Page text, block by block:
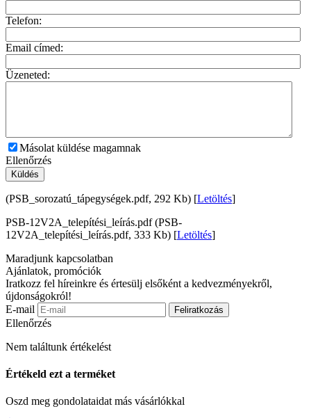
Telefon:
Email címed:
Üzeneted:
Másolat küldése magamnak
Ellenőrzés
Küldés
(PSB_sorozatú_tápegységek.pdf, 292 Kb) [Letöltés]
PSB-12V2A_telepítési_leírás.pdf (PSB-
12V2A_telepítési_leírás.pdf, 333 Kb) [Letöltés]
Maradjunk kapcsolatban
Ajánlatok, promóciók
Iratkozz fel híreinkre és értesülj elsőként a kedvezményekről,
újdonságokról!
E-mail
Feliratkozás
Ellenőrzés
Nem találtunk értékelést
Értékeld ezt a terméket
Oszd meg gondolataidat más vásárlókkal